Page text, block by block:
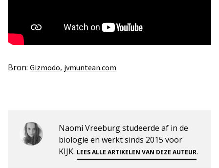
Bron: Gizmodo, jvmuntean.com
Naomi Vreeburg studeerde af in de
biologie en werkt sinds 2015 voor
KIJK. LEES ALLE ARTIKELEN VAN DEZE AUTEUR.